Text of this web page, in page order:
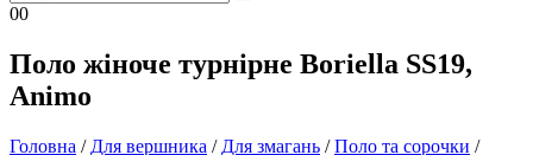
00
Поло жіноче турнірне Boriella SS19,
Animo
Головна / Для вершника / Для змагань /Поло та сорочки /